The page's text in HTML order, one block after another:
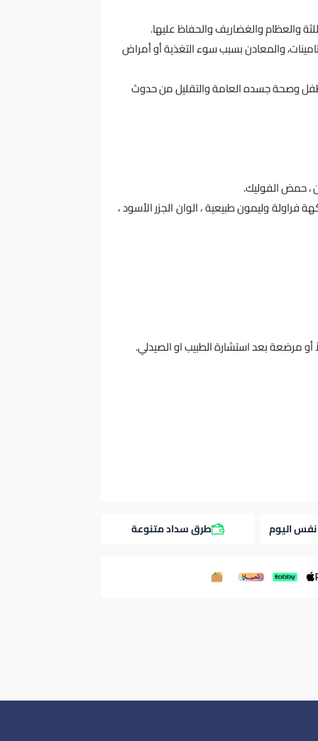
والعظام والغضاريف والحفاظ عليها.
والمعادن بسبب سوء التغذية أو أمراض
وصحة جسده العامة والتقليل من حدوث
وليمون طبيعية ، الوان الجزر الأسود ،
أو مرضعة بعد استشارة الطبيب او الصيدلي.
اليوم طرق سداد متنوعة